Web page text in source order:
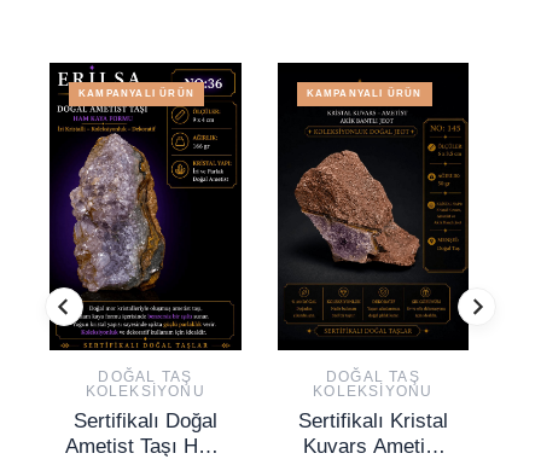
KAMPANYALI ÜRÜN
DOĞAL TAŞ
KOLEKSIYONU
Sertifikalı Doğal
Ametist Taşı Ham
KAMPANYALI ÜRÜN
DOĞAL TAŞ
KOLEKSIYONU
Sertifikalı Kristal
Kuvars Ametist